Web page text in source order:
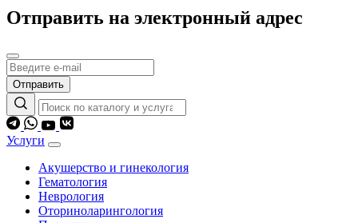
Отправить на электронный адрес
Отправить
Услуги
Акушерство и гинекология
Гематология
Неврология
Оториноларингология